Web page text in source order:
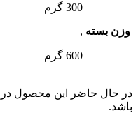
وزن بسته
300 گرم
,
600 گرم
در حال حاضر این محصول
باشد.